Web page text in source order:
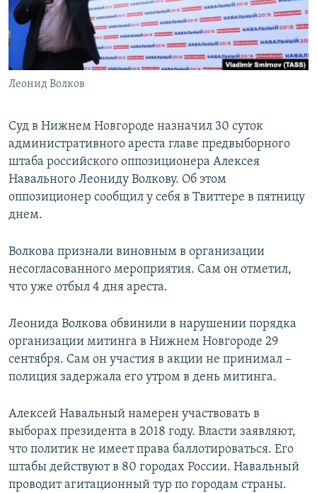
ПОБЕДИТЕЛЕЙ НЕ СУДЯТ?
КРЫМ.НЕПОКОРЕННЫЙ
УКРАИНСКАЯ ПРОБЛЕМА КРЫМА
ПРИСОЕДИНЯЙТЕСЬ!
Леонид Волков
Суд в Нижнем Новгороде назначил 30 суток
административного ареста главе предвыборного
штаба российского оппозиционера Алексея
Навального Леониду Волкову. Об этом
оппозиционер сообщил у себя в Твиттере в пятницу
днем.
Волкова признали виновным в организации
несогласованного мероприятия. Сам он отметил,
что уже отбыл 4 дня ареста.
Леонида Волкова обвинили в нарушении порядка
организации митинга в Нижнем Новгороде 29
сентября. Сам он участия в акции не принимал –
полиция задержала его утром в день митинга.
Алексей Навальный намерен участвовать в
выборах президента в 2018 году. Власти заявляют,
что политик не имеет права баллотироваться. Его
штабы действуют в 80 городах России. Навальный
проводит агитационный тур по городам страны.